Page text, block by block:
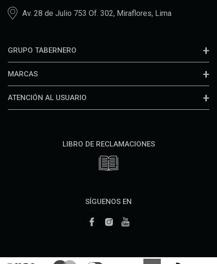
Av. 28 de Julio 753 Of. 302, Miraflores, Lima
GRUPO TABERNERO
MARCAS
ATENCIÓN AL USUARIO
LIBRO DE RECLAMACIONES
SÍGUENOS EN